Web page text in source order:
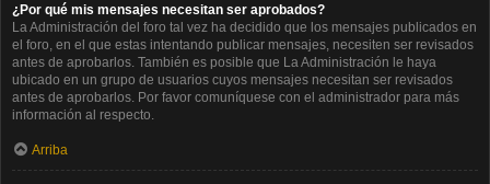
¿Por qué mis mensajes necesitan ser aprobados?
La Administración del foro tal vez ha decidido que los mensajes publicados en
el foro, en el que estas intentando publicar mensajes, necesiten ser revisados
antes de aprobarlos. También es posible que La Administración le haya
ubicado en un grupo de usuarios cuyos mensajes necesitan ser revisados
antes de aprobarlos. Por favor comuníquese con el administrador para más
información al respecto.
Arriba